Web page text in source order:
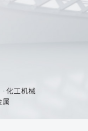
中心目录宣传视频 公司新闻